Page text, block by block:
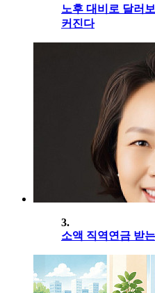
노후 대비로 달러
커진다
3.
소액 직역연금 받